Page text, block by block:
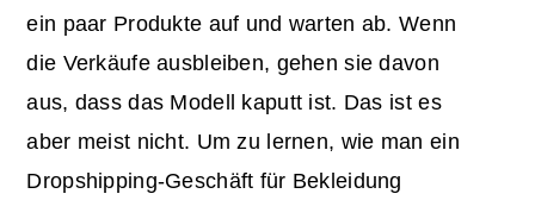
ein paar Produkte auf und warten ab. Wenn
die Verkäufe ausbleiben, gehen sie davon
aus, dass das Modell kaputt ist. Das ist es
aber meist nicht. Um zu lernen, wie man ein
Dropshipping-Geschäft für Bekleidung